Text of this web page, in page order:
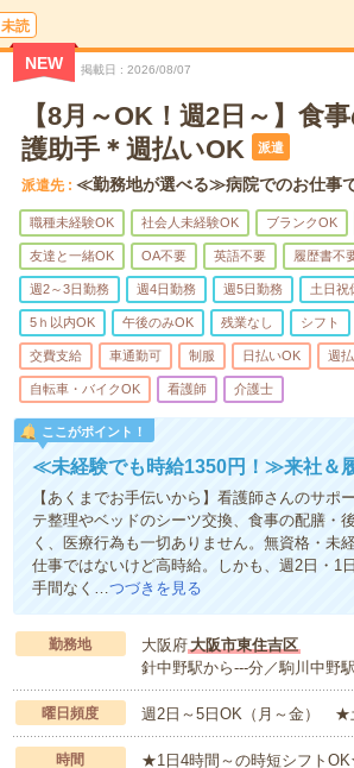
未読
NEW 掲載日 2026/08/07
【8月～OK！週2日～】食
護助手＊週払いOK
派遣
派遣先 ≪勤務地が選べる≫病院でのお仕事で
職種未経験OK 社会人未経験OK ブランクOK
友達と一緒OK OA不要 英語不要 履歴書不
週2～3日勤務 週4日勤務 週5日勤務 土日祝
5ｈ以内OK 午後のみOK 残業なし シフト
交費支給 車通勤可 制服 日払いOK 週
自転車・バイクOK 看護師 介護士
ここがポイント！
≪未経験でも時給1350円！≫来社＆
【あくまでお手伝いから】看護師さんのサ
テ整理やベッドのシーツ交換、食事の配膳・
く、医療行為も一切ありません。無資格・未
仕事ではないけど高時給。しかも、週2日・1
手間なく…つづきを見る
勤務地 大阪府大阪市東住吉区
針中野駅から---分／駒川中野
曜日頻度 週2日～5日OK（月～金） ★
時間 ★1日4時間～の時短シフト